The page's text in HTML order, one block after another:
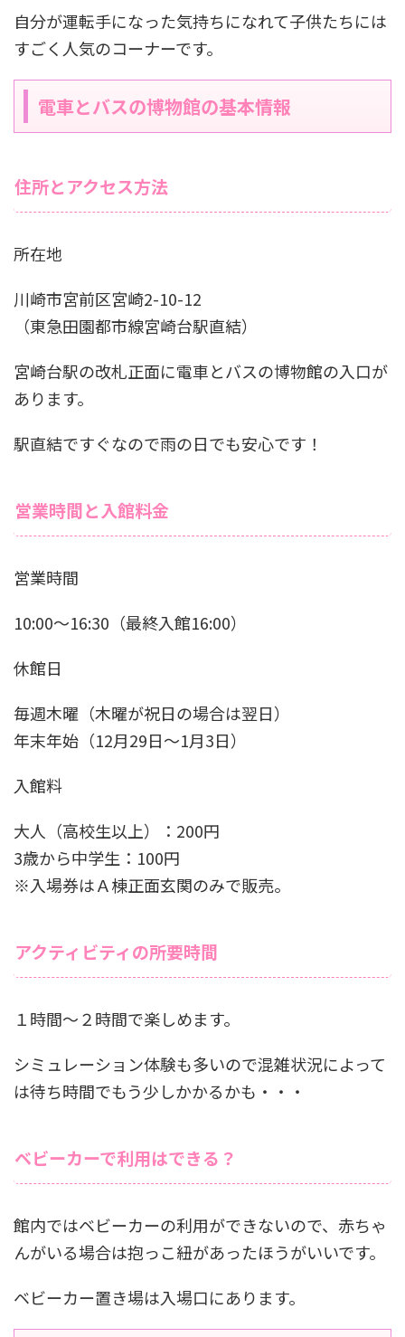
自分が運転手になった気持ちになれて子供たちには
すごく人気のコーナーです。
電車とバスの博物館の基本情報
住所とアクセス方法
所在地
川崎市宮前区宮崎2-10-12
（東急田園都市線宮崎台駅直結）
宮崎台駅の改札正面に電車とバスの博物館の入口が
あります。
駅直結ですぐなので雨の日でも安心です！
営業時間と入館料金
営業時間
10:00～16:30（最終入館16:00）
休館日
毎週木曜（木曜が祝日の場合は翌日）
年末年始（12月29日～1月3日）
入館料
大人（高校生以上）：200円
3歳から中学生：100円
※入場券はＡ棟正面玄関のみで販売。
アクティビティの所要時間
１時間〜２時間で楽しめます。
シミュレーション体験も多いので混雑状況によって
は待ち時間でもう少しかかるかも・・・
ベビーカーで利用はできる？
館内ではベビーカーの利用ができないので、赤ちゃ
んがいる場合は抱っこ紐があったほうがいいです。
ベビーカー置き場は入場口にあります。